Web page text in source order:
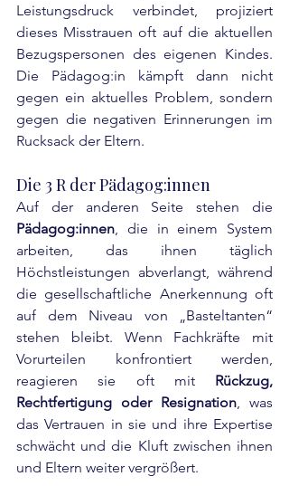
Leistungsdruck verbindet, projiziert
dieses Misstrauen oft auf die aktuellen
Bezugspersonen des eigenen Kindes.
Die Pädagog:in kämpft dann nicht
gegen ein aktuelles Problem, sondern
gegen die negativen Erinnerungen im
Rucksack der Eltern.
Die 3 R der Pädagog:innen
Pädagog:innen , die in einem System
arbeiten, das ihnen täglich
Höchstleistungen abverlangt, während
die gesellschaftliche Anerkennung oft
auf dem Niveau von „Basteltanten“
stehen bleibt. Wenn Fachkräfte mit
Vorurteilen konfrontiert werden,
reagieren sie oft mit Rückzug,
Rechtfertigung oder Resignation , was
das Vertrauen in sie und ihre Expertise
schwächt und die Kluft zwischen ihnen
und Eltern weiter vergrößert.